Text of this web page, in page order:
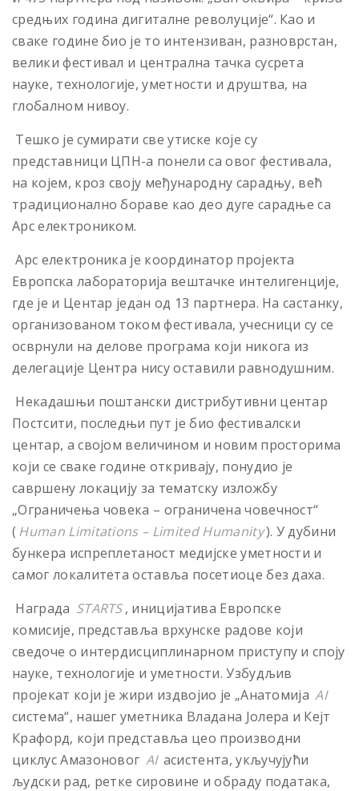
средњих година дигиталне револуције“. Као и
сваке године био је то интензиван, разноврстан,
велики фестивал и централна тачка сусрета
науке, технологије, уметности и друштва, на
глобалном нивоу.
Тешко је сумирати све утиске које су
представници ЦПН-а понели са овог фестивала,
на којем, кроз своју међународну сарадњу, већ
традиционално бораве као део дуге сарадње са
Арс електроником.
Арс електроника је координатор пројекта
Европска лабораторија вештачке интелигенције,
где је и Центар један од 13 партнера. На састанку,
организованом током фестивала, учесници су се
осврнули на делове програма који никога из
делегације Центра нису оставили равнодушним.
Некадашњи поштански дистрибутивни центар
Постсити, последњи пут је био фестивалски
центар, а својом величином и новим просторима
који се сваке године откривају, понудио је
савршену локацију за тематску изложбу
„Ограничења човека – ограничена човечност“
( Human Limitations – Limited Humanity). У дубини
бункера испреплетаност медијске уметности и
самог локалитета оставља посетиоце без даха.
Награда STARTS, иницијатива Европске
комисије, представља врхунске радове који
сведоче о интердисциплинарном приступу и споју
науке, технологије и уметности. Узбудљив
пројекат који је жири издвојио је „Анатомија AI
система“, нашег уметника Владана Јолера и Кејт
Крафорд, који представља цео производни
циклус Амазоновог AI асистента, укључујући
људски рад, ретке сировине и обраду података,